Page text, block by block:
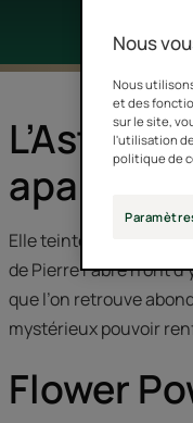
apaise
Elle teinte les plaines
de Pierre Fabre n’ont
que l’on retrouve
mystérieux pouvoir
Flower
Nous
Nous
et des
sur le site,
l'utilisation
politique de